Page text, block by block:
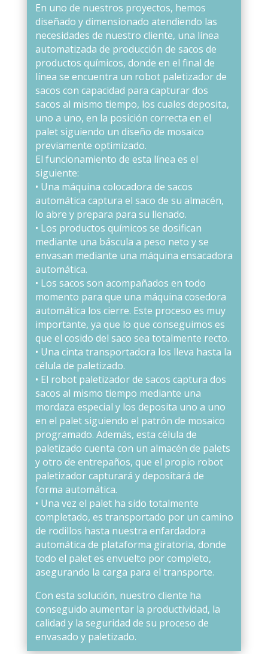
En uno de nuestros proyectos, hemos
diseñado y dimensionado atendiendo las
necesidades de nuestro cliente, una línea
automatizada de producción de sacos de
productos químicos, donde en el final de
línea se encuentra un robot paletizador de
sacos con capacidad para capturar dos
sacos al mismo tiempo, los cuales deposita,
uno a uno, en la posición correcta en el
palet siguiendo un diseño de mosaico
previamente optimizado.
El funcionamiento de esta línea es el
siguiente:
• Una máquina colocadora de sacos
automática captura el saco de su almacén,
lo abre y prepara para su llenado.
• Los productos químicos se dosifican
mediante una báscula a peso neto y se
envasan mediante una máquina ensacadora
automática.
• Los sacos son acompañados en todo
momento para que una máquina cosedora
automática los cierre. Este proceso es muy
importante, ya que lo que conseguimos es
que el cosido del saco sea totalmente recto.
• Una cinta transportadora los lleva hasta la
célula de paletizado.
• El robot paletizador de sacos captura dos
sacos al mismo tiempo mediante una
mordaza especial y los deposita uno a uno
en el palet siguiendo el patrón de mosaico
programado. Además, esta célula de
paletizado cuenta con un almacén de palets
y otro de entrepaños, que el propio robot
paletizador capturará y depositará de
forma automática.
• Una vez el palet ha sido totalmente
completado, es transportado por un camino
de rodillos hasta nuestra enfardadora
automática de plataforma giratoria, donde
todo el palet es envuelto por completo,
asegurando la carga para el transporte.
Con esta solución, nuestro cliente ha
conseguido aumentar la productividad, la
calidad y la seguridad de su proceso de
envasado y paletizado.